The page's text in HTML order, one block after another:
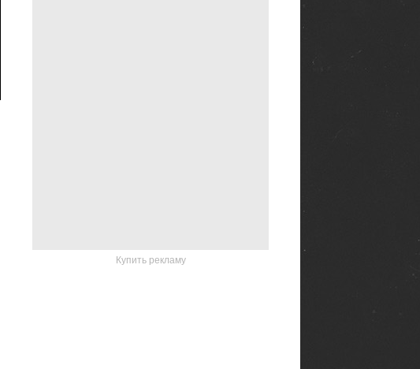
Купить рекламу